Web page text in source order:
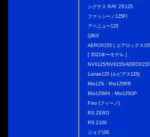
シグナス RAY ZR125
ファッシーノ125FI
アベニュー125
QBIX
AEROX155 ( エアロックス
[ 2021年〜モデル ]
NVX125/NVX155/AEROX155
Luvias125 (ルビアス125)
Mio125i・Mio125RR
Mio125MX・Mio125GP
Fino (フィーノ)
RS ZERO
RS Z100
ジョグ100